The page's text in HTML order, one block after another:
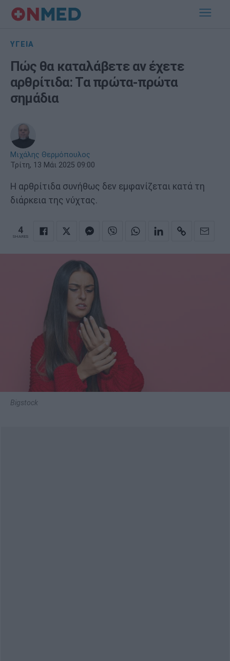
ΥΓΕΙΑ
Πώς θα καταλάβετε αν έχετε
αρθρίτιδα: Τα πρώτα-πρώτα
σημάδια
Μιχάλης Θερμόπουλος
Τρίτη, 13 Μάι 2025 09:00
Η αρθρίτιδα συνήθως δεν εμφανίζεται κατά τη
διάρκεια της νύχτας.
4
SHARES
Bigstock